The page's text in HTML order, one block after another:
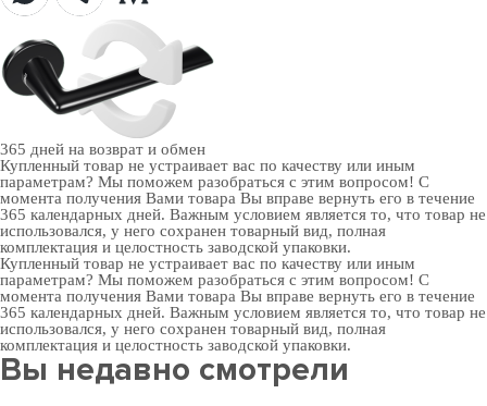
365 дней на возврат и обмен
Купленный товар не устраивает вас по качеству или иным
параметрам? Мы поможем разобраться с этим вопросом! С
момента получения Вами товара Вы вправе вернуть его в течение
365 календарных дней. Важным условием является то, что товар не
использовался, у него сохранен товарный вид, полная
комплектация и целостность заводской упаковки.
Купленный товар не устраивает вас по качеству или иным
параметрам? Мы поможем разобраться с этим вопросом! С
момента получения Вами товара Вы вправе вернуть его в течение
365 календарных дней. Важным условием является то, что товар не
использовался, у него сохранен товарный вид, полная
комплектация и целостность заводской упаковки.
Вы недавно смотрели